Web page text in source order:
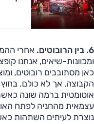
6. בין הרובוטים.
אחרי
ומכוונות-שיאים, אנחנו
כאן מסתובבים רובוטים,
הקבוצה, אך לא כולם. בחוץ
אוטומטית ברמה שונה
עצמאית מהחניה לפתח
נוצרת לעיתים השתהות